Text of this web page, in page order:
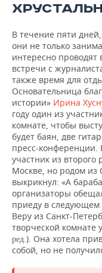
В течение пяти
они не только
интересно
встречи с
также время для
Основательница
истории» Ирина
году один из
комнате, чтобы
будет баян, две
пресс-конференции.
участник из второго
Москве, но родом
выкрикнул: «А
организаторы
приеду в следующем
Веру из Санкт-
творческой комнате
ред.). Она хотела
собой, но не